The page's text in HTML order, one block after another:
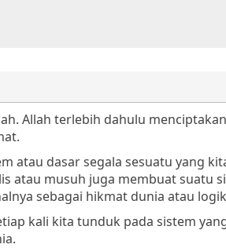
Allah terlebih dahulu
atau dasar segala sesuatu yang
atau musuh juga membuat suatu
sebagai hikmat dunia atau
kali kita tunduk pada sistem